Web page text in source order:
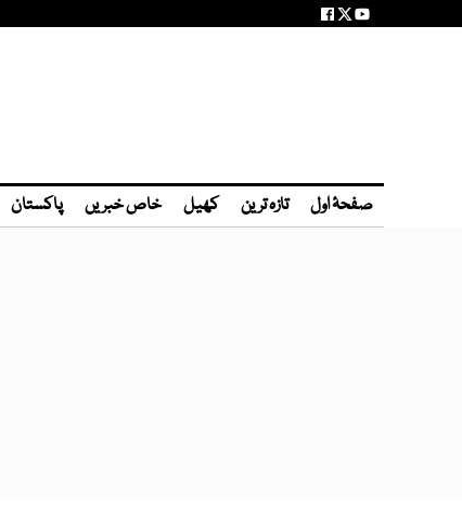
صفحۂ اول تازہ ترین کھیل خاص خبریں پاکستان